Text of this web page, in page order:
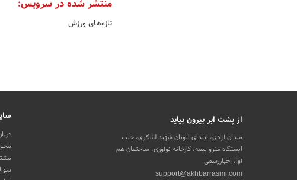
منتشر شده در سرویس:
تازه‌های ورزش
از پشت ابر بیرون بیاید
میدان آزادی، ابتدای اتوبان شهید لشکری، جنب
ایستگاه مترو بیمه، کارخانه نوآوری، ساختمان هم
آوا، اخباررسمی
support@akhbarrasmi.com